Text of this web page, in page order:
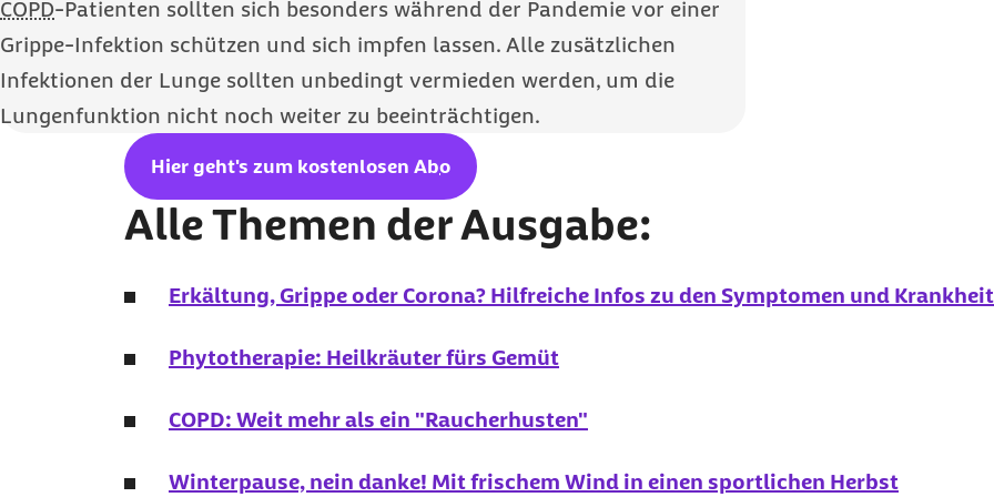
COPD-Patienten sollten sich besonders während der Pandemie vor einer
Grippe-Infektion schützen und sich impfen lassen. Alle zusätzlichen
Infektionen der Lunge sollten unbedingt vermieden werden, um die
Lungenfunktion nicht noch weiter zu beeinträchtigen.
Hier geht's zum kostenlosen Abo
Alle Themen der Ausgabe:
Erkältung, Grippe oder Corona? Hilfreiche Infos zu den Symptomen und
Phytotherapie: Heilkräuter fürs Gemüt
COPD: Weit mehr als ein "Raucherhusten"
Winterpause, nein danke! Mit frischem Wind in einen sportlichen Herbst